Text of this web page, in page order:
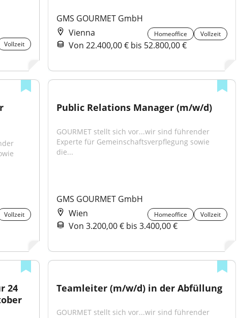
Vollzeit
GMS GOURMET GmbH
Vienna
Homeoffice Vollzeit
Von 22.400,00 € bis 52.800,00 €
Vollzeit
Public Relations Manager (m/w/d)
GOURMET stellt sich vor...wir sind führender
Experte für Gemeinschaftsverpflegung sowie
die...
GMS GOURMET GmbH
Wien
Homeoffice Vollzeit
Von 3.200,00 € bis 3.400,00 €
24
Teamleiter (m/w/d) in der Abfüllung
GOURMET stellt sich vor...wir sind führender